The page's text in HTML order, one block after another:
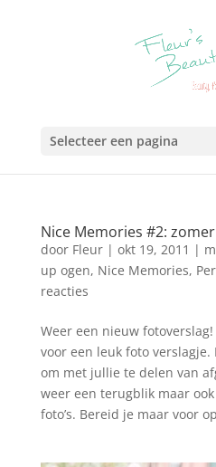
Selecteer een pagina
Nice Memories #2: zomer
door Fleur| okt 19, 2011 |
up ogen, Nice Memories,
reacties
Weer een nieuw
voor een leuk foto verslagje.
om met jullie te delen van
weer een terugblik maar
foto’s. Bereid je maar voor